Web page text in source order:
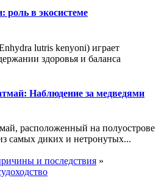
в экосистеме
lutris kenyoni) играет
здоровья и баланса
Наблюдение за медведями
расположенный на полуострове
самых диких и нетронутых...
и последствия »